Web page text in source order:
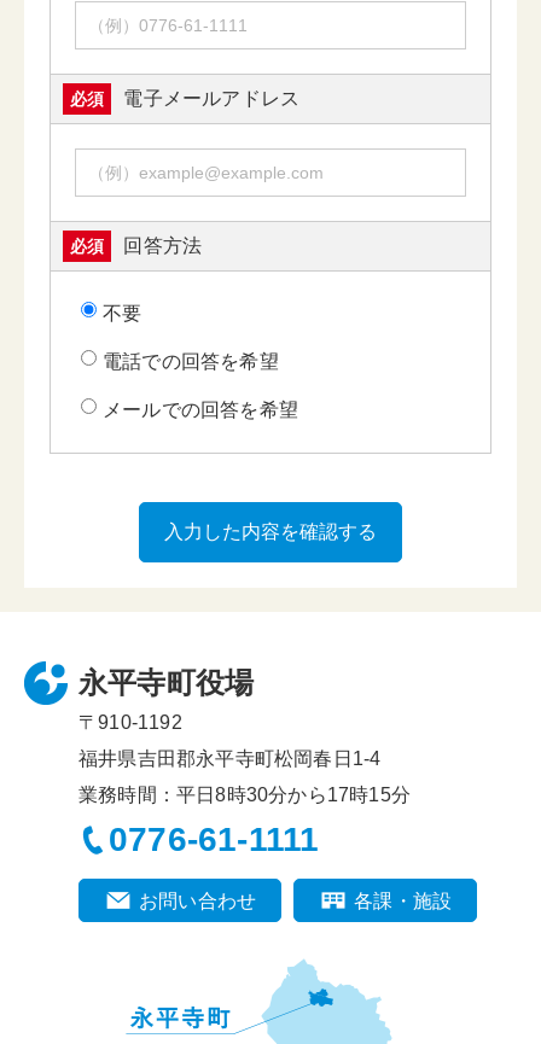
必須 電子メールアドレス
必須 回答方法
不要
電話での回答を希望
メールでの回答を希望
永平寺町役場
〒910-1192
福井県吉田郡永平寺町松岡春日1-4
業務時間：平日8時30分から17時15分
0776-61-1111
お問い合わせ 各課・施設